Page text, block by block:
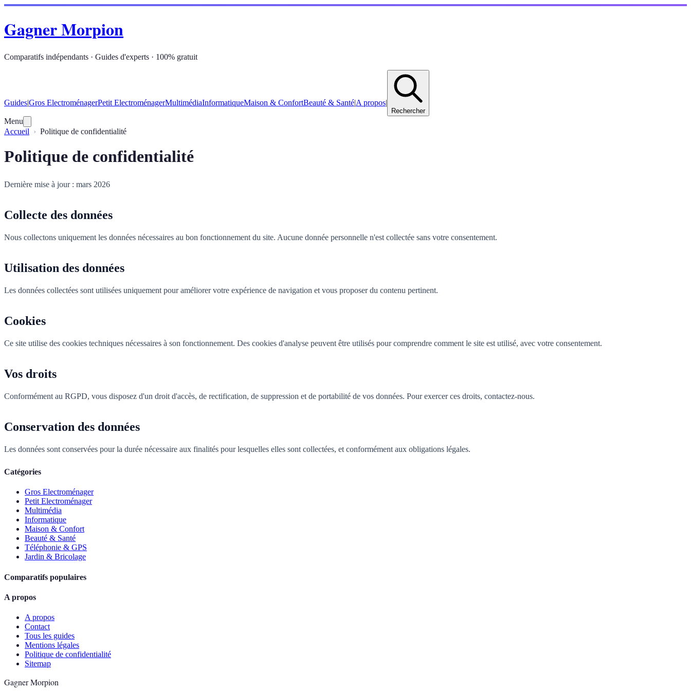
Gagner Morpion
Comparatifs indépendants · Guides d'experts · 100% gratuit
Guides|Gros ElectroménagerPetit ElectroménagerMultimédiaInformatiqueMaison & ConfortBeauté & Santé|A propos|
Rechercher
Menu
Accueil
Politique de confidentialité
Politique de confidentialité
Dernière mise à jour : mars 2026
Collecte des données
Nous collectons uniquement les données nécessaires au bon fonctionnement du site. Aucune donnée personnelle n'est collectée sans votre consentement.
Utilisation des données
Les données collectées sont utilisées uniquement pour améliorer votre expérience de navigation et vous proposer du contenu pertinent.
Cookies
Ce site utilise des cookies techniques nécessaires à son fonctionnement. Des cookies d'analyse peuvent être utilisés pour comprendre comment le site est utilisé, avec votre consentement.
Vos droits
Conformément au RGPD, vous disposez d'un droit d'accès, de rectification, de suppression et de portabilité de vos données. Pour exercer ces droits, contactez-nous.
Conservation des données
Les données sont conservées pour la durée nécessaire aux finalités pour lesquelles elles sont collectées, et conformément aux obligations légales.
Catégories
Gros Electroménager
Petit Electroménager
Multimédia
Informatique
Maison & Confort
Beauté & Santé
Téléphonie & GPS
Jardin & Bricolage
Comparatifs populaires
A propos
A propos
Contact
Tous les guides
Mentions légales
Politique de confidentialité
Sitemap
Gagner Morpion